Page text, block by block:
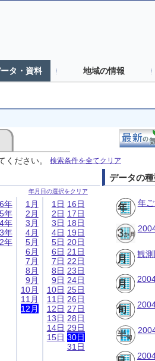
タ・資料 地域の情報
ださい。 検索条件を全てクリア
年月日の選択をクリア
年
年
年
年
年
1月
2月
3月
4月
5月
6月
7月
8月
9月
10月
11月
12月
1日
2日
3日
4日
5日
6日
7日
8日
9日
10日
11日
12日
13日
14日
15日
16日
17日
18日
19日
20日
21日
22日
23日
24日
25日
26日
27日
28日
29日
30日
31日
データの
年
観